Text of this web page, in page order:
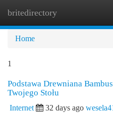
britedirectory
Home
1
Podstawa Drewniana
Twojego Stołu
Internet 32 days ago